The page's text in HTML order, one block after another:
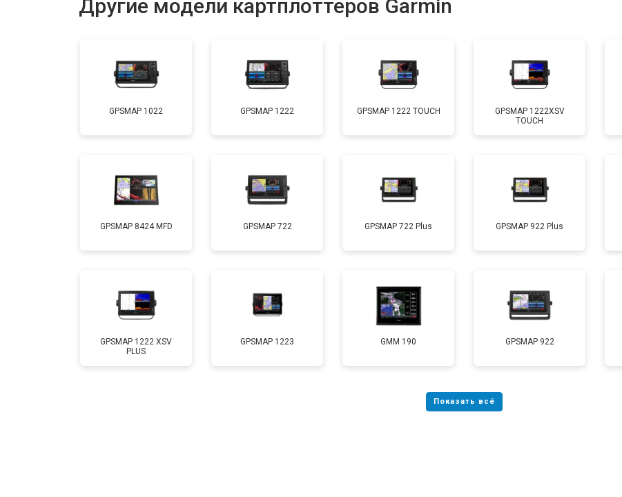
Другие модели картплоттеров Garmin
GPSMAP 1022 GPSMAP 1222 GPSMAP 1222 TOUCH
GPSMAP 1222XSV
TOUCH
GPSMAP 8424 MFD GPSMAP 722 GPSMAP 722 Plus GPSMAP 922 Plus
GPSMAP 1222 XSV
PLUS
GPSMAP 1223 GMM 190 GPSMAP 922